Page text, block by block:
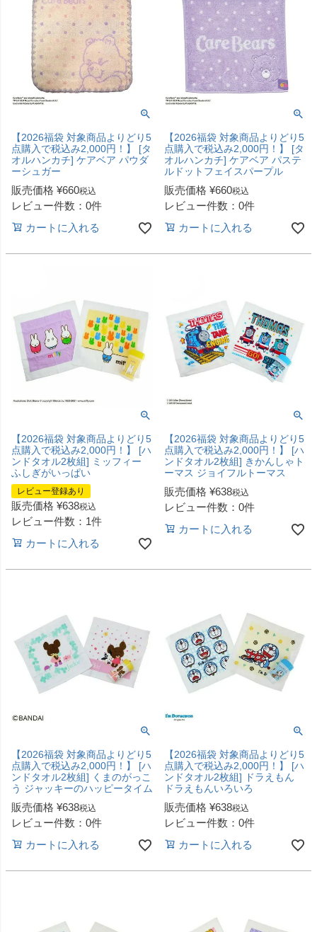
【2026福袋 対象商品よりどり5
点購入で税込み2,000円！】 [タ
オルハンカチ] ケアベア パウダ
ーシュガー
販売価格 ¥660税込
レビュー件数：0件
カートに入れる
【2026福袋 対象商品よりどり5
点購入で税込み2,000円！】 [タ
オルハンカチ] ケアベア パステ
ルドットフェイスパープル
販売価格 ¥660税込
レビュー件数：0件
カートに入れる
【2026福袋 対象商品よりどり5
点購入で税込み2,000円！】 [ハ
ンドタオル2枚組] ミッフィー
ふしぎがいっぱい
レビュー登録あり
販売価格 ¥638税込
レビュー件数：1件
カートに入れる
【2026福袋 対象商品よりどり5
点購入で税込み2,000円！】 [ハ
ンドタオル2枚組] きかんしゃト
ーマス ジョイフルトーマス
販売価格 ¥638税込
レビュー件数：0件
カートに入れる
【2026福袋 対象商品よりどり5
点購入で税込み2,000円！】 [ハ
ンドタオル2枚組] くまのがっこ
う ジャッキーのハッピータイム
販売価格 ¥638税込
レビュー件数：0件
カートに入れる
【2026福袋 対象商品よりどり5
点購入で税込み2,000円！】 [ハ
ンドタオル2枚組] ドラえもん
ドラえもんいろいろ
販売価格 ¥638税込
レビュー件数：0件
カートに入れる